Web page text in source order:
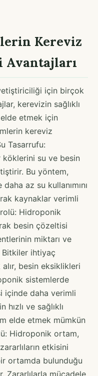
Kereviz
için birçok
kerevizin sağlıklı
etmek için
kereviz
Tasarrufu:
su ve besin
Bu yöntem,
az su kullanımını
kaynaklar verimli
Hidroponik
besin çözeltisi
miktarı ve
Bitkiler ihtiyaç
besin eksiklikleri
sistemlerde
içinde daha verimli
ve sağlıklı
elde etmek mümkün
Hidroponik ortam,
etkisini
ortamda bulunduğu
Zararlılarla mücadele